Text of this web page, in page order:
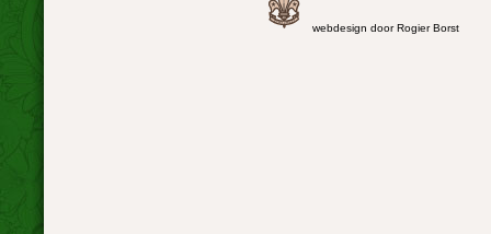
webdesign door Rogier Borst